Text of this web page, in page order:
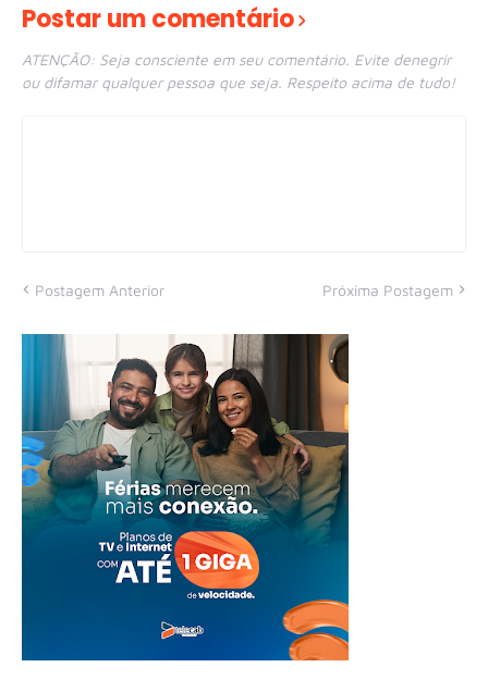
Postar um comentário
ATENÇÃO: Seja consciente em seu comentário. Evite denegrir
ou difamar qualquer pessoa que seja. Respeito acima de tudo!
Postagem Anterior Próxima Postagem